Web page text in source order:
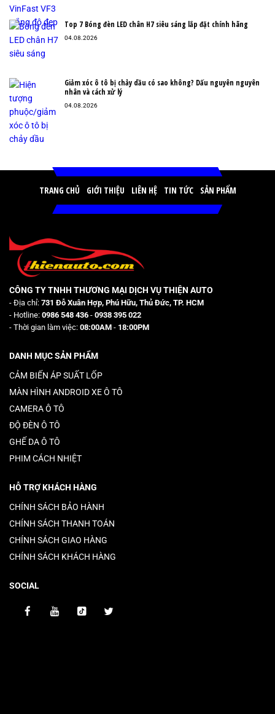
Top 7 Bóng đèn LED chân H7 siêu sáng lắp đặt chính hãng
04.08.2026
Giảm xóc ô tô bị chảy dầu có sao không? Dấu nguyên nguyên
nhân và cách xử lý
04.08.2026
TRANG CHỦ GIỚI THIỆU LIÊN HỆ TIN TỨC SẢN PHẨM
CÔNG TY TNHH THƯƠNG MẠI DỊCH VỤ THIỆN AUTO
- Địa chỉ: 731 Đỗ Xuân Hợp, Phú Hữu, Thủ Đức, TP. HCM
- Hotline: 0986 548 436 - 0938 395 022
- Thời gian làm việc: 08:00AM - 18:00PM
DANH MỤC SẢN PHẨM
CẢM BIẾN ÁP SUẤT LỐP
MÀN HÌNH ANDROID XE Ô TÔ
CAMERA Ô TÔ
ĐỘ ĐÈN Ô TÔ
GHẾ DA Ô TÔ
PHIM CÁCH NHIỆT
HỖ TRỢ KHÁCH HÀNG
CHÍNH SÁCH BẢO HÀNH
CHÍNH SÁCH THANH TOÁN
CHÍNH SÁCH GIAO HÀNG
CHÍNH SÁCH KHÁCH HÀNG
SOCIAL